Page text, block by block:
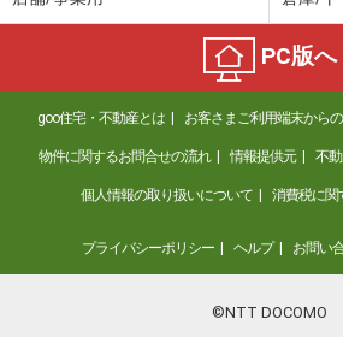
PC版へ
goo住宅・不動産とは お客さまご利用端末から
物件に関するお問合せの流れ 情報提供元 不
個人情報の取り扱いについて 消費税に関
プライバシーポリシー ヘルプ お問い
©NTT DOCOMO